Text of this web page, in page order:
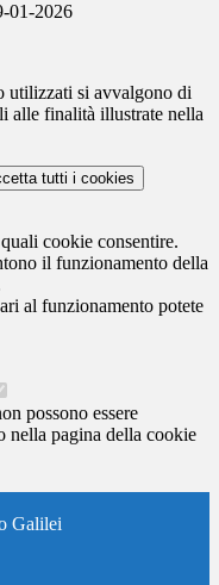
01-2026
utilizzati si avvalgono di
alle finalità illustrate nella
tutti i cookies
cookie consentire.
il funzionamento della
al funzionamento potete
possono essere
nella pagina della cookie
Galilei